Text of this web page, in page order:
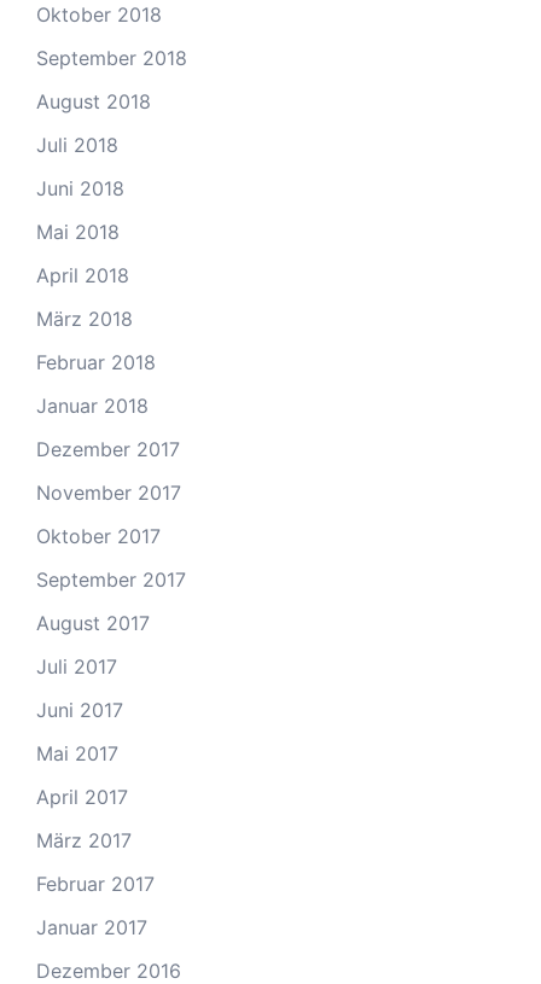
Oktober 2018
September 2018
August 2018
Juli 2018
Juni 2018
Mai 2018
April 2018
März 2018
Februar 2018
Januar 2018
Dezember 2017
November 2017
Oktober 2017
September 2017
August 2017
Juli 2017
Juni 2017
Mai 2017
April 2017
März 2017
Februar 2017
Januar 2017
Dezember 2016